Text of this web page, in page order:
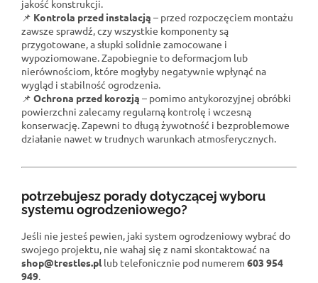
jakość konstrukcji.
📌 Kontrola przed instalacją – przed rozpoczęciem montażu
zawsze sprawdź, czy wszystkie komponenty są
przygotowane, a słupki solidnie zamocowane i
wypoziomowane. Zapobiegnie to deformacjom lub
nierównościom, które mogłyby negatywnie wpłynąć na
wygląd i stabilność ogrodzenia.
📌 Ochrona przed korozją – pomimo antykorozyjnej obróbki
powierzchni zalecamy regularną kontrolę i wczesną
konserwację. Zapewni to długą żywotność i bezproblemowe
działanie nawet w trudnych warunkach atmosferycznych.
potrzebujesz porady dotyczącej wyboru
systemu ogrodzeniowego?
Jeśli nie jesteś pewien, jaki system ogrodzeniowy wybrać do
swojego projektu, nie wahaj się z nami skontaktować na
shop@trestles.pl lub telefonicznie pod numerem 603 954
949